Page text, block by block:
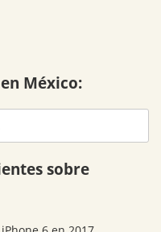
México:
sobre